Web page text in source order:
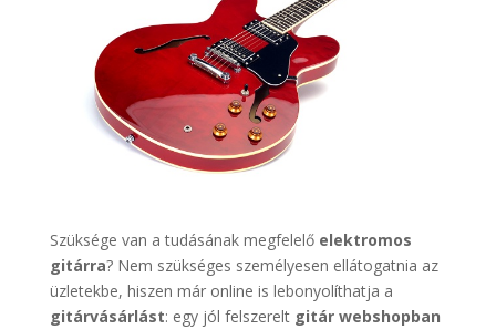
Szüksége van a tudásának megfelelő elektromos
gitárra? Nem szükséges személyesen ellátogatnia az
üzletekbe, hiszen már online is lebonyolíthatja a
gitárvásárlást: egy jól felszerelt gitár webshopban